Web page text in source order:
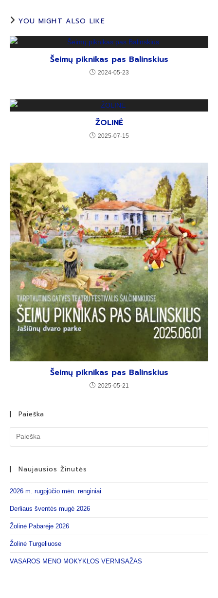
YOU MIGHT ALSO LIKE
Šeimų piknikas pas Balinskius
2024-05-23
ŽOLINĖ
2025-07-15
Šeimų piknikas pas Balinskius
2025-05-21
Paieška
Naujausios Žinutės
2026 m. rugpjūčio mėn. renginiai
Derliaus šventės mugė 2026
Žolinė Pabarėje 2026
Žolinė Turgeliuose
VASAROS MENO MOKYKLOS VERNISAŽAS